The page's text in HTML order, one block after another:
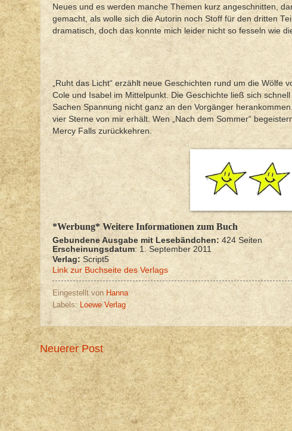
Neues und es werden manche Themen kurz angeschnitten,
gemacht, als wolle sich die Autorin noch Stoff für den dritten
dramatisch, doch das konnte mich leider nicht so fesseln wie
„Ruht das Licht“ erzählt neue Geschichten rund um die
Cole und Isabel im Mittelpunkt. Die Geschichte ließ sich
Sachen Spannung nicht ganz an den Vorgänger
vier Sterne von mir erhält. Wen „Nach dem Sommer“
Mercy Falls zurückkehren.
*Werbung* Weitere Informationen zum Buch
Gebundene Ausgabe mit Lesebändchen: 424 Seiten
Erscheinungsdatum: 1. September 2011
Verlag: Script5
Link zur Buchseite des Verlags
Eingestellt von Hanna
Labels:
Loewe Verlag
Neuerer Post